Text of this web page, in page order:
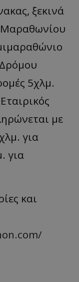
ξεκινά
Μαραθωνίου
5χλμ.
με
για
για
και